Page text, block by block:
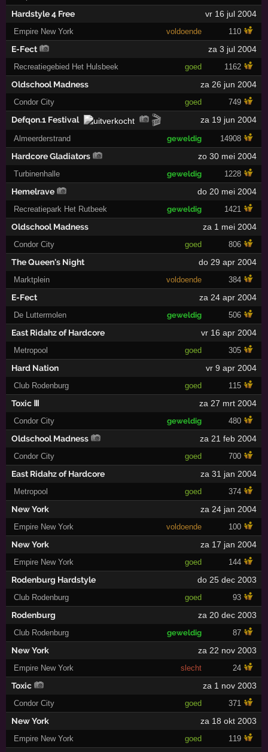
Hardstyle 4 Free vr 16 jul 2004
Empire New York voldoende 110
E-Fect za 3 jul 2004
Recreatiegebied Het Hulsbeek goed 1162
Oldschool Madness za 26 jun 2004
Condor City goed 749
Defqon.1 Festival 🎬 za 19 jun 2004
Almeerderstrand geweldig 14908
Hardcore Gladiators zo 30 mei 2004
Turbinenhalle geweldig 1228
Hemelrave do 20 mei 2004
Recreatiepark Het Rutbeek geweldig 1421
Oldschool Madness za 1 mei 2004
Condor City goed 806
The Queen's Night do 29 apr 2004
Marktplein voldoende 384
E-Fect za 24 apr 2004
De Luttermolen geweldig 506
East Ridahz of Hardcore vr 16 apr 2004
Metropool goed 305
Hard Nation vr 9 apr 2004
Club Rodenburg goed 115
Toxic Ⅲ za 27 mrt 2004
Condor City geweldig 480
Oldschool Madness za 21 feb 2004
Condor City goed 700
East Ridahz of Hardcore za 31 jan 2004
Metropool goed 374
New York za 24 jan 2004
Empire New York voldoende 100
New York za 17 jan 2004
Empire New York goed 144
Rodenburg Hardstyle do 25 dec 2003
Club Rodenburg goed 93
Rodenburg za 20 dec 2003
Club Rodenburg geweldig 87
New York za 22 nov 2003
Empire New York slecht 24
Toxic za 1 nov 2003
Condor City goed 371
New York za 18 okt 2003
Empire New York goed 119